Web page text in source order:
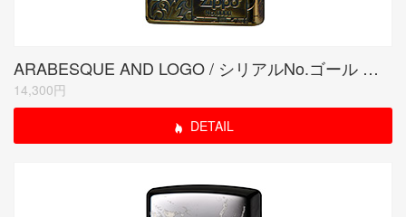
ARABESQUE AND LOGO / シリアルNo.ゴール ド(2)
14,300円
DETAIL